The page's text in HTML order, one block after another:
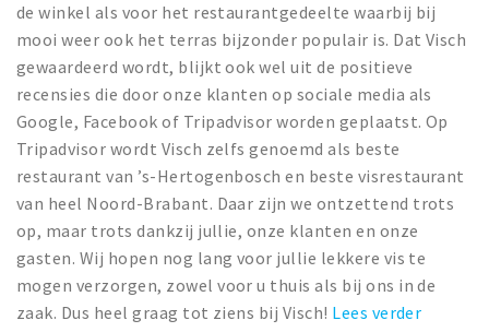
de winkel als voor het restaurantgedeelte waarbij bij
mooi weer ook het terras bijzonder populair is. Dat Visch
gewaardeerd wordt, blijkt ook wel uit de positieve
recensies die door onze klanten op sociale media als
Google, Facebook of Tripadvisor worden geplaatst. Op
Tripadvisor wordt Visch zelfs genoemd als beste
restaurant van ’s-Hertogenbosch en beste visrestaurant
van heel Noord-Brabant. Daar zijn we ontzettend trots
op, maar trots dankzij jullie, onze klanten en onze
gasten. Wij hopen nog lang voor jullie lekkere vis te
mogen verzorgen, zowel voor u thuis als bij ons in de
zaak. Dus heel graag tot ziens bij Visch! Lees verder